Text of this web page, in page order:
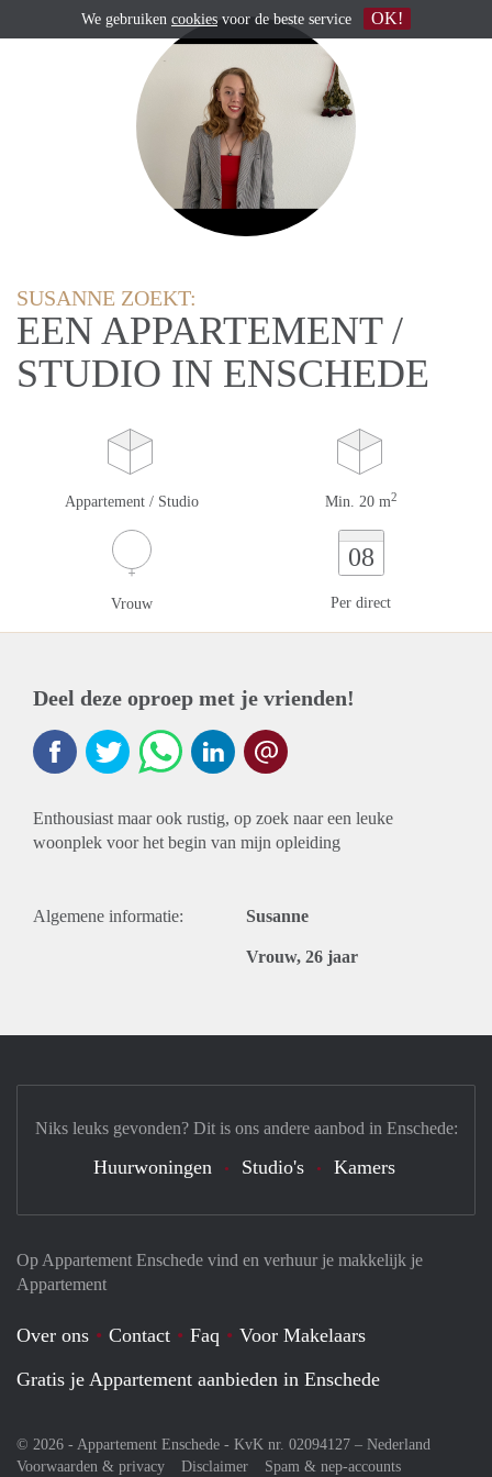
SUSANNE ZOEKT:
EEN APPARTEMENT /
STUDIO IN ENSCHEDE
Appartement / Studio Min. 20 m2
Vrouw
08
Per direct
Deel deze oproep met je vrienden!
Enthousiast maar ook rustig, op zoek naar een leuke
woonplek voor het begin van mijn opleiding
Algemene informatie: Susanne
Vrouw, 26 jaar
Op Appartement Enschede vind en verhuur je makkelijk je
Appartement
Over ons Contact Faq
Voor Makelaars
Gratis je Appartement aanbieden in Enschede
© 2026 - Appartement Enschede - KvK nr. 02094127 – Nederland
Voorwaarden & privacy
Disclaimer Spam & nep-accounts
Niks leuks gevonden? Dit is ons andere aanbod in Enschede:
Huurwoningen Studio's Kamers
We gebruiken cookiesvoor de beste service OK!